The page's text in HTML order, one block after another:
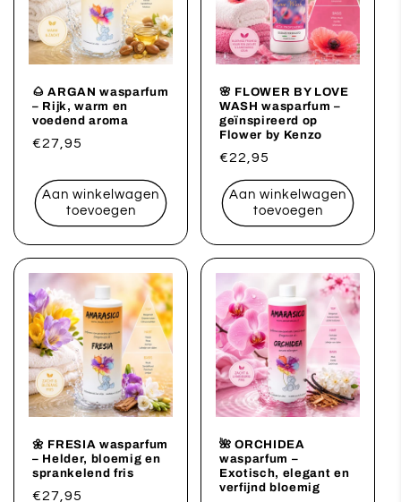
🌰 ARGAN wasparfum
– Rijk, warm en
voedend aroma
Normale
€27,95
Aan winkelwagen
toevoegen
🌸 FLOWER BY LOVE
WASH wasparfum –
geïnspireerd op
Flower by Kenzo
Normale
prijs
€22,95
Aan winkelwagen
toevoegen
🌼 FRESIA wasparfum
– Helder, bloemig en
sprankelend fris
Normale
€27,95
🌺 ORCHIDEA
wasparfum –
Exotisch, elegant en
verfijnd bloemig